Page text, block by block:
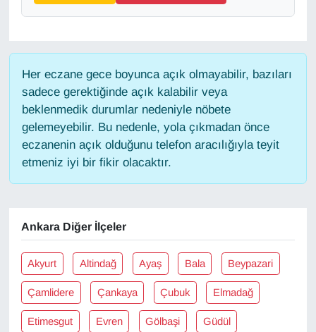
Her eczane gece boyunca açık olmayabilir, bazıları
sadece gerektiğinde açık kalabilir veya
beklenmedik durumlar nedeniyle nöbete
gelemeyebilir. Bu nedenle, yola çıkmadan önce
eczanenin açık olduğunu telefon aracılığıyla teyit
etmeniz iyi bir fikir olacaktır.
Ankara Diğer İlçeler
Akyurt Altindağ Ayaş Bala Beypazari
Çamlidere Çankaya Çubuk Elmadağ
Etimesgut Evren Gölbaşi Güdül
Güncel
Gündem
Haber
HABERDE İNSAN
İngilizce
Kamu Alımları
Kim Kimdir?
Kültür & Sanat